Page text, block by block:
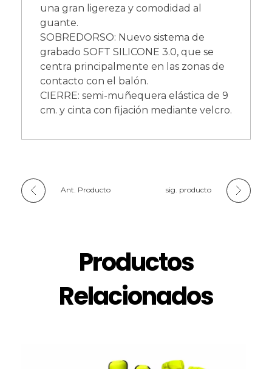
una gran ligereza y comodidad al
guante.
SOBREDORSO: Nuevo sistema de
grabado SOFT SILICONE 3.0, que se
centra principalmente en las zonas de
contacto con el balón.
CIERRE: semi-muñequera elástica de 9
cm. y cinta con fijación mediante velcro.
Ant. Producto sig. producto
Productos
Relacionados